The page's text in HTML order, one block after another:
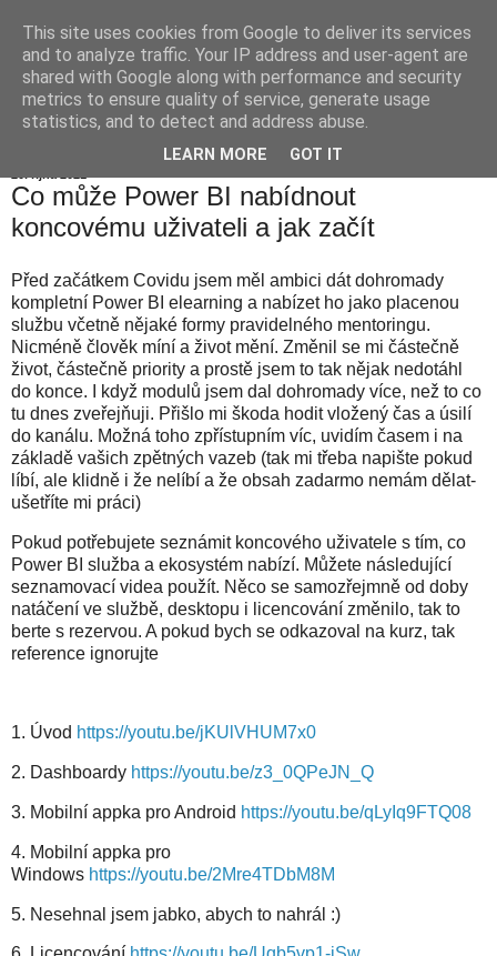
Jiří Neoral
Co může Power BI nabídnout
koncovému uživateli a jak začít
Před začátkem Covidu jsem měl ambici dát dohromady
kompletní Power BI elearning a nabízet ho jako placenou
službu včetně nějaké formy pravidelného mentoringu.
Nicméně člověk míní a život mění. Změnil se mi částečně
život, částečně priority a prostě jsem to tak nějak nedotáhl
do konce. I když modulů jsem dal dohromady více, než to co
tu dnes zveřejňuji. Přišlo mi škoda hodit vložený čas a úsilí
do kanálu. Možná toho zpřístupním víc, uvidím časem i na
základě vašich zpětných vazeb (tak mi třeba napište pokud
líbí, ale klidně i že nelíbí a že obsah zadarmo nemám dělat-
ušetříte mi práci)
Pokud potřebujete seznámit koncového uživatele s tím, co
Power BI služba a ekosystém nabízí. Můžete následující
seznamovací videa použít. Něco se samozřejmně od doby
natáčení ve službě, desktopu i licencování změnilo, tak to
berte s rezervou. A pokud bych se odkazoval na kurz, tak
reference ignorujte
1. Úvod https://youtu.be/jKUlVHUM7x0
2. Dashboardy https://youtu.be/z3_0QPeJN_Q
3. Mobilní appka pro Android https://youtu.be/qLyIq9FTQ08
4. Mobilní appka pro
Windows https://youtu.be/2Mre4TDbM8M
5. Nesehnal jsem jabko, abych to nahrál :)
This site uses cookies from Google to deliver its services
and to analyze traffic. Your IP address and user-agent are
shared with Google along with performance and security
metrics to ensure quality of service, generate usage
statistics, and to detect and address abuse.
LEARN MORE GOT IT